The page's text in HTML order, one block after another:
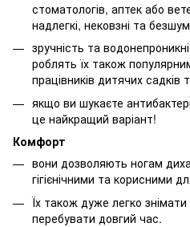
стоматологів, аптек або
надлегкі, нековзні та
зручність та
роблять їх також
працівників дитячих садків
якщо ви шукаєте
це найкращий варіант!
Комфорт
вони дозволяють ногам
гігієнічними та корисними
Їх також дуже легко
перебувати довгий час.